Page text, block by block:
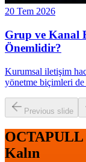
20 Tem 2026
Grup ve Kanal
Önemlidir?
Kurumsal iletişim
yönetme biçimleri
Previous slide
Kalın